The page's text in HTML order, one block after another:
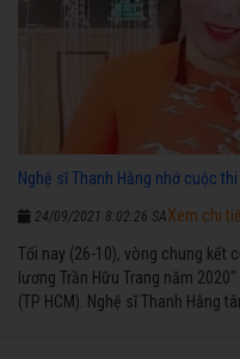
Nghệ sĩ Thanh Hằng nhớ cuộc
24/09/2021 8:02:26 SA
Tối nay (26-10), vòng chung kết
lương Trần Hữu Trang năm
(TP HCM). Nghệ sĩ Thanh Hằng
Xem chi